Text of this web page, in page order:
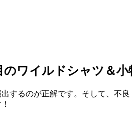
ワイルドシャツ＆小
するのが正解です。そして、不